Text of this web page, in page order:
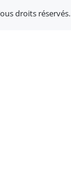
droits réservés.